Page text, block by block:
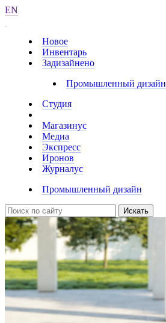
EN
Новое
Инвентарь
Задизайнено
Промышленный дизайн
Студия
Магазинус
Медиа
Экспресс
Иронов
Журналус
Промышленный дизайн
Искать